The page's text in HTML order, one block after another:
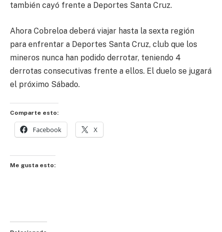
también cayó frente a Deportes Santa Cruz.
Ahora Cobreloa deberá viajar hasta la sexta región
para enfrentar a Deportes Santa Cruz, club que los
mineros nunca han podido derrotar, teniendo 4
derrotas consecutivas frente a ellos. El duelo se jugará
el próximo Sábado.
Comparte esto:
Facebook X
Me gusta esto: